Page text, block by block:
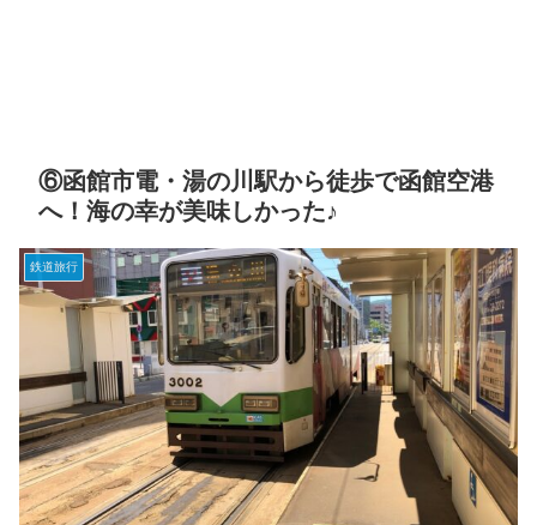
⑥函館市電・湯の川駅から徒歩で函館空港
へ！海の幸が美味しかった♪
鉄道旅行